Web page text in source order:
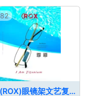
精工(ROX)眼镜架文艺复古设计系列钛材超轻